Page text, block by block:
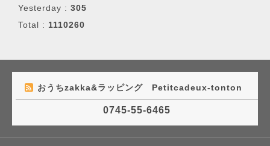
Yesterday : 305
Total : 1110260
おうちzakka&ラッピング Petitcadeux-tonton
0745-55-6465